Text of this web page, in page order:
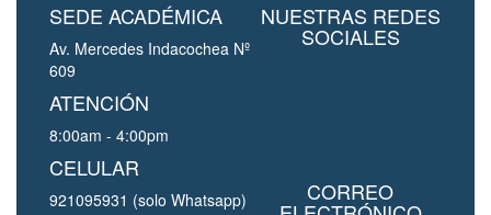
SEDE ACADÉMICA
Av. Mercedes Indacochea Nº
609
ATENCIÓN
8:00am - 4:00pm
CELULAR
921095931 (solo Whatsapp)
NUESTRAS REDES
SOCIALES
CORREO